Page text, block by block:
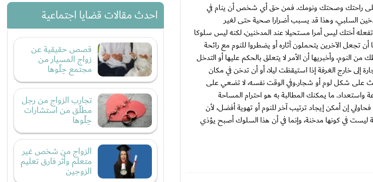
على راحتك وصحتك ونومك. فمن حق أي شخص أن ينام في
السلبي، وهذا قد يسبب أضرارا صحية حتى لغير
أختك ليس أمرا مستحيلا عند المدخنين، لكنه ليس سلوكا
تجعل الآخرين يتحملون آثاره أو يضطروا للنوم مع رائحة
النوم، وأخبريها أن الأمر لا يتعلق بالحكم عليها أو التدخل
إلى خارج الغرفة إذا استيقظت ليلا، أو أن تدخن في مكان
على شكل لوم أو شجار.وفي الوقت نفسه، لا تضعي على
ما يمكنك المطالبة به هو احترام المساحة
إن أمكن إيجاد ترتيب آخر للنوم أو تهوية أفضل، لأن
في كونها مدخنة، وإنما في أن هذا السلوك أصبح يؤذي
احدث مقالات قضايا اجتماعية
قصص حقيقية عن
زواج المسيار من
مجتمع حِلّوها
تجارب الزواج من رجل
مطلّق من استشارات
حِلّوها
الزواج من شخص غير
متعلم وأثر فارق تعليم
الزوجين